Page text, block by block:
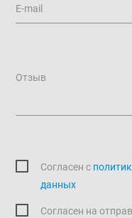
E-mail
Отзыв
Согласен c
данных
Согласен на